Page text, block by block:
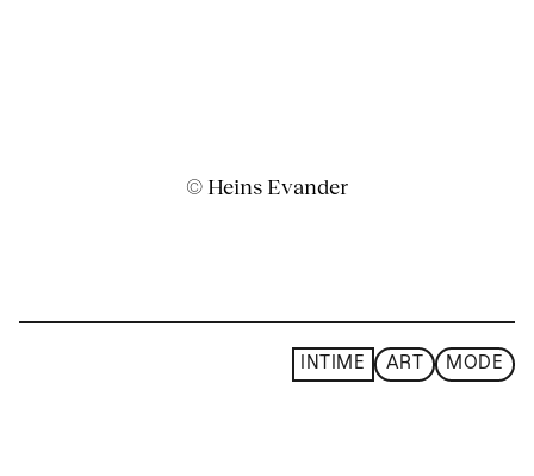
© Heins Evander
INTIME ART MODE